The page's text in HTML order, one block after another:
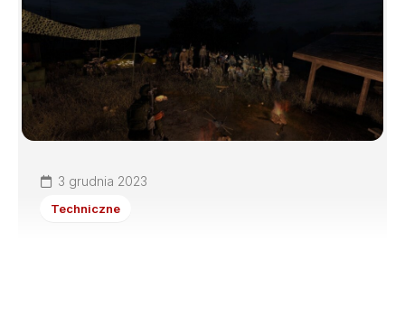
3 grudnia 2023
Techniczne